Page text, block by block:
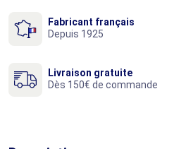
Fabricant français
Depuis 1925
Livraison gratuite
Dès 150€ de commande